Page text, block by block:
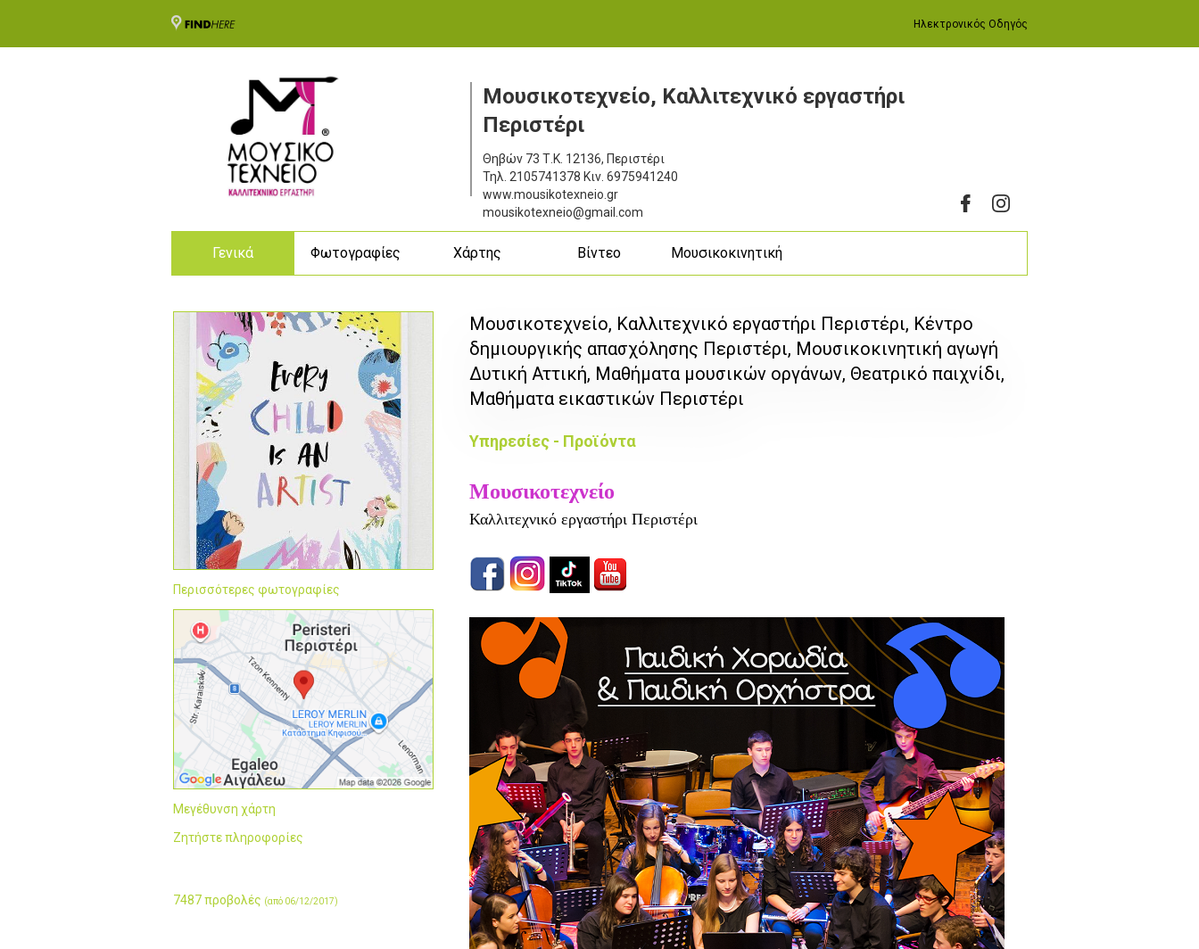
Ηλεκτρονικός Οδηγός
Μουσικοτεχνείο, Καλλιτεχνικό εργαστήρι
Περιστέρι
Θηβών 73 Τ.Κ. 12136, Περιστέρι
Τηλ. 2105741378 Κιν. 6975941240
www.mousikotexneio.gr
mousikotexneio@gmail.com
Γενικά Φωτογραφίες Χάρτης Βίντεο Μουσικοκινητική
Περισσότερες φωτογραφίες
Μεγέθυνση χάρτη
Ζητήστε πληροφορίες
7487 προβολές (από 06/12/2017)
Μουσικοτεχνείο, Καλλιτεχνικό εργαστήρι Περιστέρι, Κέντρο
δημιουργικής απασχόλησης Περιστέρι, Μουσικοκινητική αγωγή
Δυτική Αττική, Μαθήματα μουσικών οργάνων, Θεατρικό παιχνίδι,
Μαθήματα εικαστικών Περιστέρι
Υπηρεσίες - Προϊόντα
Μουσικοτεχνείο
Καλλιτεχνικό εργαστήρι Περιστέρι